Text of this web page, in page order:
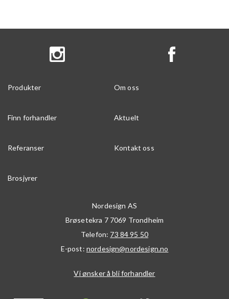
Produkter Om oss
Finn forhandler Aktuelt
Referanser Kontakt oss
Brosjyrer
Nordesign AS
Brøsetekra 7 7069 Trondheim
Telefon: 73 84 95 50
E-post: nordesign@nordesign.no
Vi ønsker å bli forhandler